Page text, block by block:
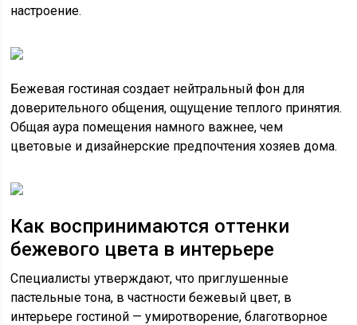
настроение.
Бежевая гостиная создает нейтральный фон для
доверительного общения, ощущение теплого принятия.
Общая аура помещения намного важнее, чем
цветовые и дизайнерские предпочтения хозяев дома.
Как воспринимаются оттенки
бежевого цвета в интерьере
Специалисты утверждают, что приглушенные
пастельные тона, в частности бежевый цвет, в
интерьере гостиной — умиротворение, благотворное